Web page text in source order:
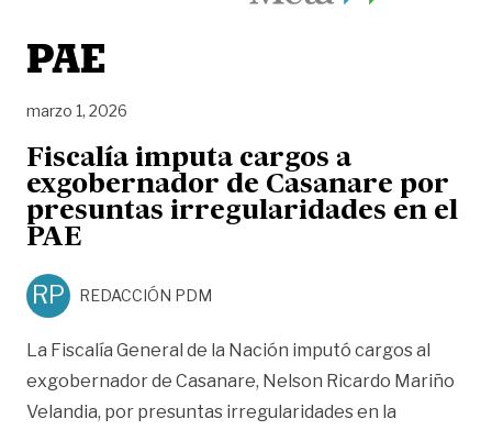
PAE
marzo 1, 2026
Fiscalía imputa cargos a
exgobernador de Casanare por
presuntas irregularidades en el
PAE
RP REDACCIÓN PDM
La Fiscalía General de la Nación imputó cargos al
exgobernador de Casanare, Nelson Ricardo Mariño
Velandia, por presuntas irregularidades en la